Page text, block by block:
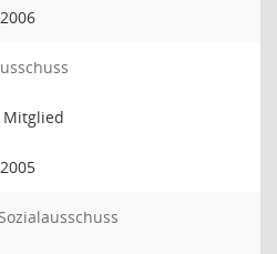
Mitglied